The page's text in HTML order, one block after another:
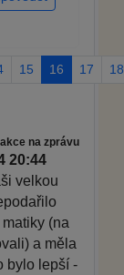
15 16 17 18
na zprávu
20:44
velkou
(na
a měla
bylo lepší -